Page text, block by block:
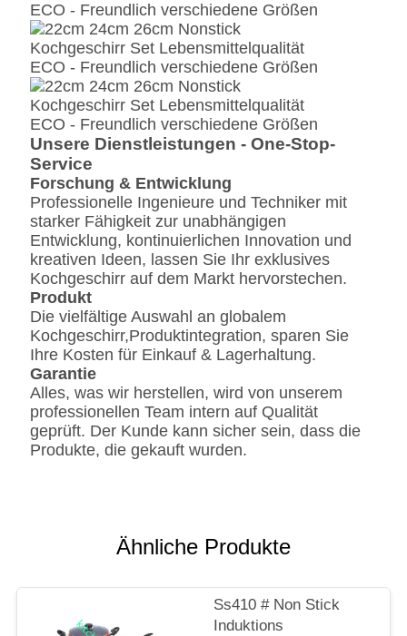
Unsere Dienstleistungen - One-Stop-
Service
Forschung & Entwicklung
Professionelle Ingenieure und Techniker mit
starker Fähigkeit zur unabhängigen
Entwicklung, kontinuierlichen Innovation und
kreativen Ideen, lassen Sie Ihr exklusives
Kochgeschirr auf dem Markt hervorstechen.
Produkt
Die vielfältige Auswahl an globalem
Kochgeschirr,Produktintegration, sparen Sie
Ihre Kosten für Einkauf & Lagerhaltung.
Garantie
Alles, was wir herstellen, wird von unserem
professionellen Team intern auf Qualität
geprüft. Der Kunde kann sicher sein, dass die
Produkte, die gekauft wurden.
Ähnliche Produkte
Ss410 # Non Stick
Induktions